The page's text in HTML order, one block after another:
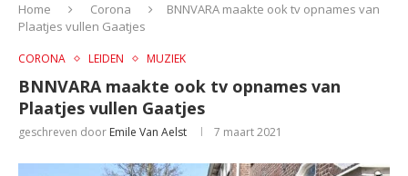
Home Corona
BNNVARA maakte ook tv opnames van
Plaatjes vullen Gaatjes
CORONA LEIDEN MUZIEK
BNNVARA maakte ook tv opnames van
Plaatjes vullen Gaatjes
geschreven door Emile Van Aelst 7 maart 2021